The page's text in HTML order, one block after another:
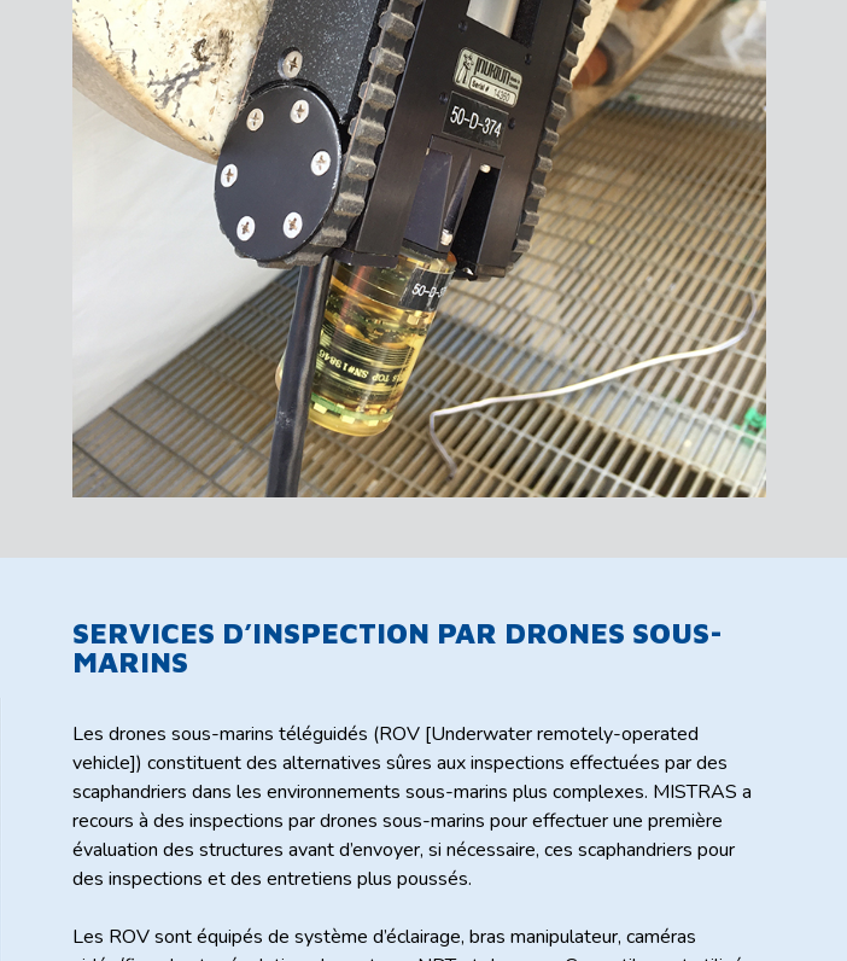
SERVICES D’INSPECTION PAR DRONES SOUS-
MARINS
Les drones sous-marins téléguidés (ROV [Underwater remotely-operated
vehicle]) constituent des alternatives sûres aux inspections effectuées par des
scaphandriers dans les environnements sous-marins plus complexes. MISTRAS a
recours à des inspections par drones sous-marins pour effectuer une première
évaluation des structures avant d’envoyer, si nécessaire, ces scaphandriers pour
des inspections et des entretiens plus poussés.
Les ROV sont équipés de système d’éclairage, bras manipulateur, caméras